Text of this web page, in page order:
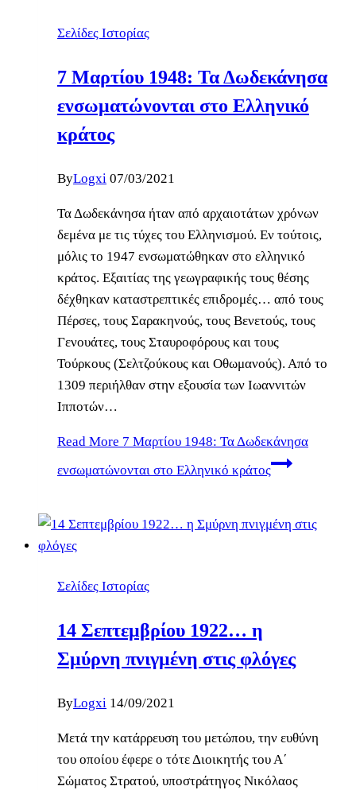
Σελίδες Ιστορίας
7 Μαρτίου 1948: Τα Δωδεκάνησα
ενσωματώνονται στο Ελληνικό
κράτος
ByLogxi 07/03/2021
Τα Δωδεκάνησα ήταν από αρχαιοτάτων χρόνων
δεμένα με τις τύχες του Ελληνισμού. Εν τούτοις,
μόλις το 1947 ενσωματώθηκαν στο ελληνικό
κράτος. Εξαιτίας της γεωγραφικής τους θέσης
δέχθηκαν καταστρεπτικές επιδρομές… από τους
Πέρσες, τους Σαρακηνούς, τους Βενετούς, τους
Γενουάτες, τους Σταυροφόρους και τους
Τούρκους (Σελτζούκους και Οθωμανούς). Από το
1309 περιήλθαν στην εξουσία των Ιωαννιτών
Ιπποτών…
Read More 7 Μαρτίου 1948: Τα Δωδεκάνησα
ενσωματώνονται στο Ελληνικό κράτος
Σελίδες Ιστορίας
14 Σεπτεμβρίου 1922… η
Σμύρνη πνιγμένη στις φλόγες
ByLogxi 14/09/2021
Μετά την κατάρρευση του μετώπου, την ευθύνη
του οποίου έφερε ο τότε Διοικητής του Α΄
Σώματος Στρατού, υποστράτηγος Νικόλαος